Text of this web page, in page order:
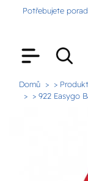
Potřebujete
Domů >
> 922 Easygo